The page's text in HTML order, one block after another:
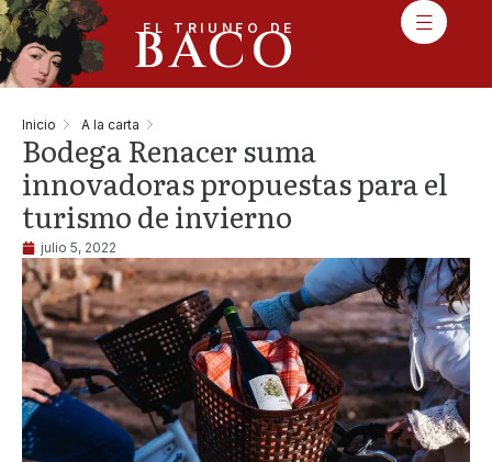
EL TRIUNFO DE
BACO
Inicio A la carta
Bodega Renacer suma
innovadoras propuestas para el
turismo de invierno
julio 5, 2022